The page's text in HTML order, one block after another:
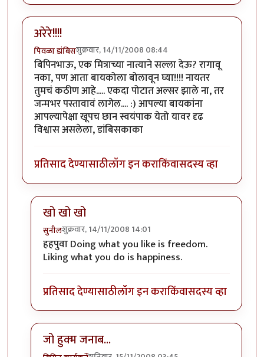
अरेरे!!!!
पिवळा डांबिसशुक्रवार, 14/11/2008 08:44
बिपिनभाऊ, एक मित्राच्या नात्याने सल्ला देऊ? रागावू
नका, पण आता बायकोला बोलावून घ्या!!!! नायतर
तुमचं कठीण आहे..... एकदा पोटात अल्सर झाले ना, तर
जन्मभर पस्तावावं लागेल.... :) आपल्या बायकांना
आपल्यापेक्षा खूपच छान स्वयंपाक येतो यावर दृढ
विश्वास असलेला, डांबिसकाका
प्रतिसाद देण्यासाठीलॉग इन कराकिंवासदस्य व्हा
खो खो खो
सुनीलशुक्रवार, 14/11/2008 14:01
In reply toअरेरे!!!!byपिवळा डांबिस
हहपुवा Doing what you like is freedom.
Liking what you do is happiness.
प्रतिसाद देण्यासाठीलॉग इन कराकिंवासदस्य व्हा
जो हुक्म जनाब...